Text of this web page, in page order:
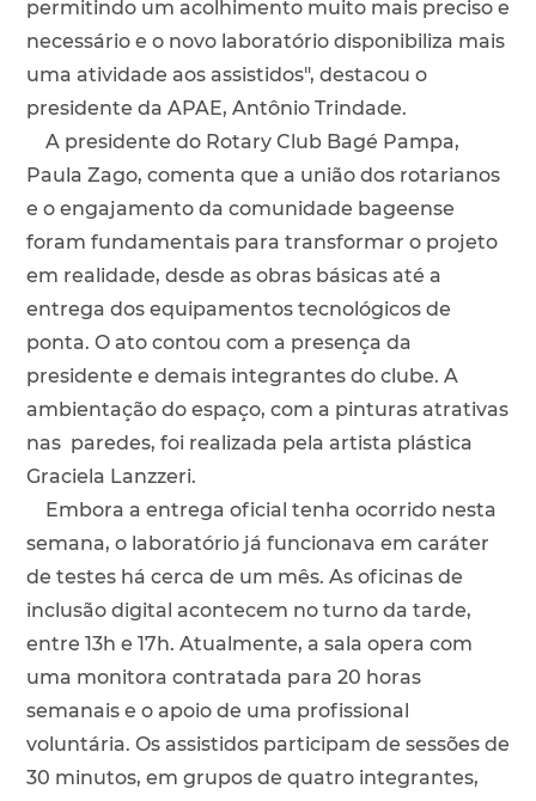
permitindo um acolhimento muito mais preciso e
necessário e o novo laboratório disponibiliza mais
uma atividade aos assistidos", destacou o
presidente da APAE, Antônio Trindade.
A presidente do Rotary Club Bagé Pampa,
Paula Zago, comenta que a união dos rotarianos
e o engajamento da comunidade bageense
foram fundamentais para transformar o projeto
em realidade, desde as obras básicas até a
entrega dos equipamentos tecnológicos de
ponta. O ato contou com a presença da
presidente e demais integrantes do clube. A
ambientação do espaço, com a pinturas atrativas
nas paredes, foi realizada pela artista plástica
Graciela Lanzzeri.
Embora a entrega oficial tenha ocorrido nesta
semana, o laboratório já funcionava em caráter
de testes há cerca de um mês. As oficinas de
inclusão digital acontecem no turno da tarde,
entre 13h e 17h. Atualmente, a sala opera com
uma monitora contratada para 20 horas
semanais e o apoio de uma profissional
voluntária. Os assistidos participam de sessões de
30 minutos, em grupos de quatro integrantes,